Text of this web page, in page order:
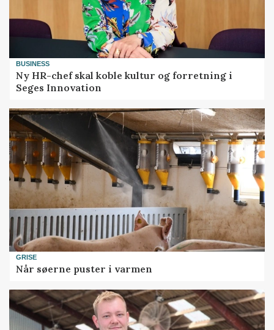
BUSINESS
Ny HR-chef skal koble kultur og forretning i
Seges Innovation
GRISE
Når søerne puster i varmen